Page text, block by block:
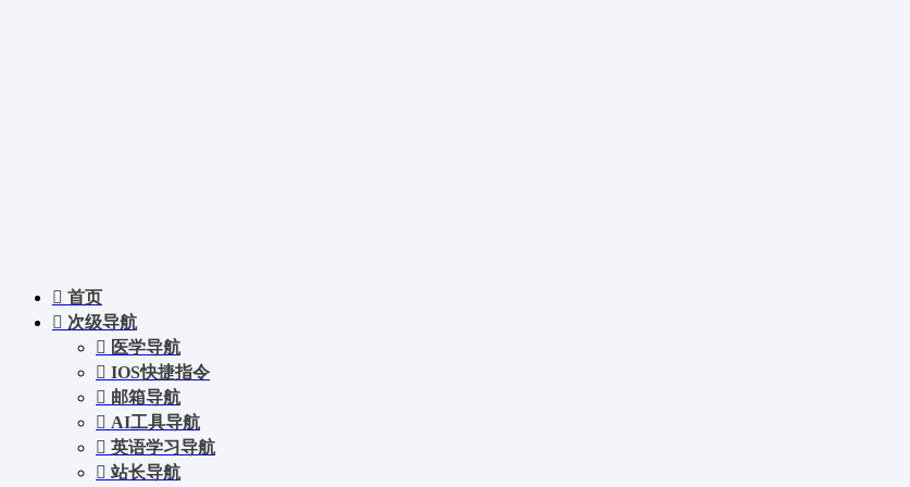
首页
次级导航
医学导航
IOS快捷指令
邮箱导航
AI工具导航
英语学习导航
站长导航